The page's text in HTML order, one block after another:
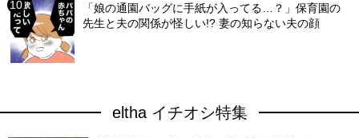
「娘の通園バッグに手紙が入ってる…？」保育園の
先生と夫の関係が怪しい!? 妻の知らない夫の顔
eltha イチオシ特集